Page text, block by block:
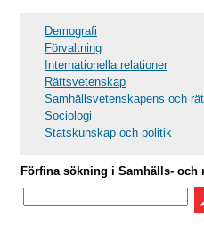
Demografi
Förvaltning
Internationella relationer
Rättsvetenskap
Samhällsvetenskapens och
Sociologi
Statskunskap och politik
Förfina sökning i Samhälls- och